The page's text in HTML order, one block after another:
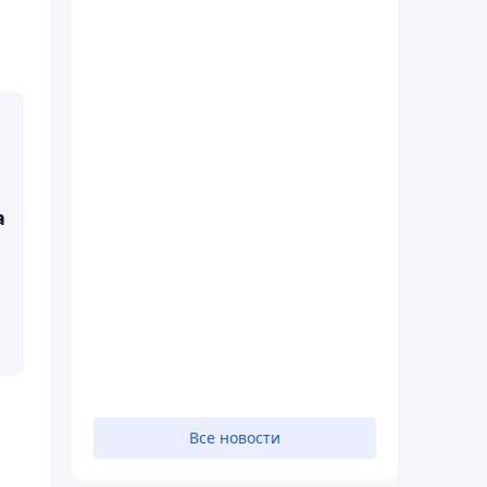
Все новости